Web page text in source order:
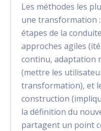
Les méthodes les
une transformation
étapes de la
approches agiles
continu, adaptation
(mettre les
transformation), et
construction
la définition du
partagent un point